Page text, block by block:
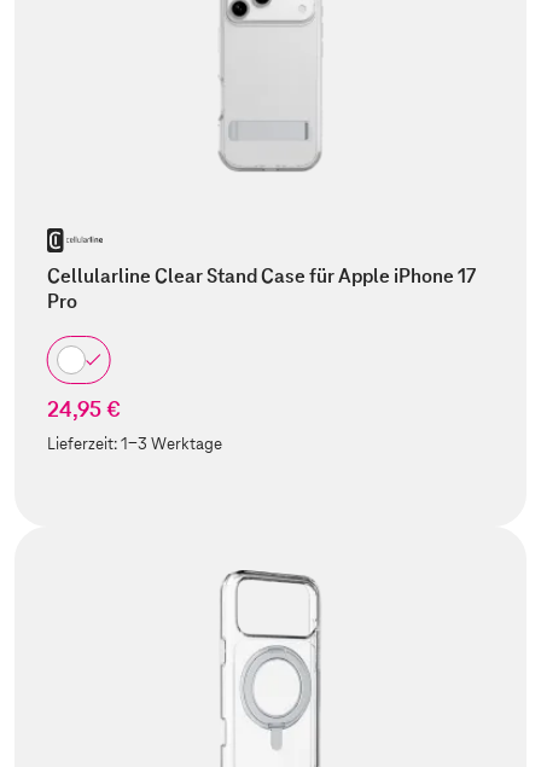
Cellularline Clear Stand Case für Apple iPhone 17
Pro
24,95 €
Lieferzeit:1-3 Werktage